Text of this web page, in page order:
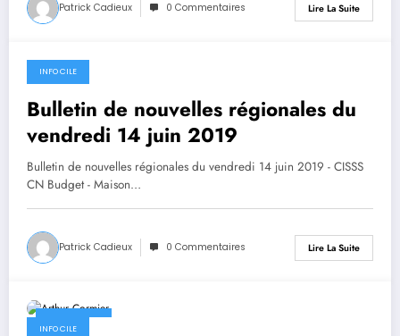
Patrick Cadieux 0 Commentaires Lire La Suite
14 juin 2019
INFO CILE
Bulletin de nouvelles régionales du
vendredi 14 juin 2019
Bulletin de nouvelles régionales du vendredi 14 juin 2019 - CISSS
CN Budget - Maison…
Patrick Cadieux 0 Commentaires Lire La Suite
INFO CILE